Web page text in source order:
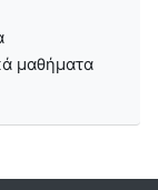
μαθήματα